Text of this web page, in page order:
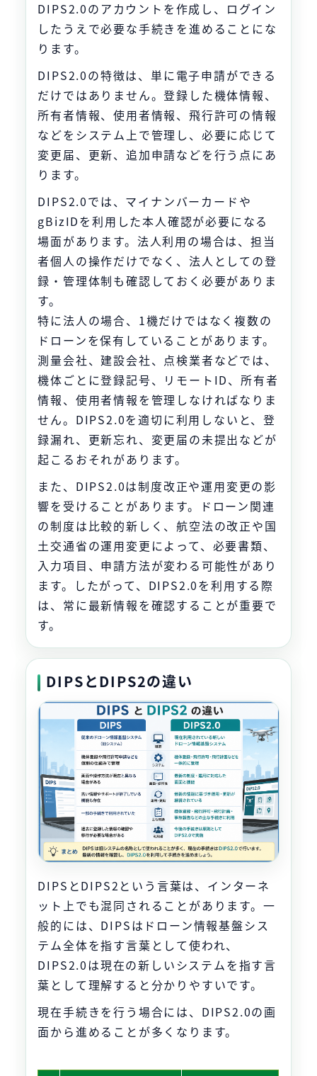
DIPS2.0のアカウントを作成し、ログイン
したうえで必要な手続きを進めることにな
ります。
DIPS2.0の特徴は、単に電子申請ができる
だけではありません。登録した機体情報、
所有者情報、使用者情報、飛行許可の情報
などをシステム上で管理し、必要に応じて
変更届、更新、追加申請などを行う点にあ
ります。
DIPS2.0では、マイナンバーカードや
gBizIDを利用した本人確認が必要になる
場面があります。法人利用の場合は、担当
者個人の操作だけでなく、法人としての登
録・管理体制も確認しておく必要がありま
す。
特に法人の場合、1機だけではなく複数の
ドローンを保有していることがあります。
測量会社、建設会社、点検業者などでは、
機体ごとに登録記号、リモートID、所有者
情報、使用者情報を管理しなければなりま
せん。DIPS2.0を適切に利用しないと、登
録漏れ、更新忘れ、変更届の未提出などが
起こるおそれがあります。
また、DIPS2.0は制度改正や運用変更の影
響を受けることがあります。ドローン関連
の制度は比較的新しく、航空法の改正や国
土交通省の運用変更によって、必要書類、
入力項目、申請方法が変わる可能性があり
ます。したがって、DIPS2.0を利用する際
は、常に最新情報を確認することが重要で
す。
DIPSとDIPS2の違い
DIPSとDIPS2という言葉は、インターネ
ット上でも混同されることがあります。一
般的には、DIPSはドローン情報基盤シス
テム全体を指す言葉として使われ、
DIPS2.0は現在の新しいシステムを指す言
葉として理解すると分かりやすいです。
現在手続きを行う場合には、DIPS2.0の画
面から進めることが多くなります。